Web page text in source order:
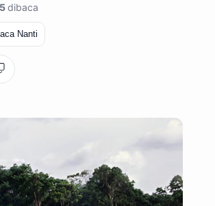
dibaca
Nanti
Salin